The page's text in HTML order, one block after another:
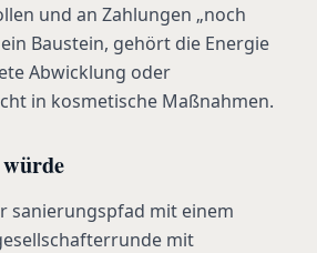
und an Zahlungen „noch
Baustein, gehört die Energie
Abwicklung oder
in kosmetische Maßnahmen.
sanierungspfad mit einem
mit